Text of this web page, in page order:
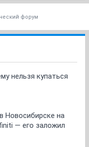
форум
нельзя купаться
Новосибирске на
— его заложил